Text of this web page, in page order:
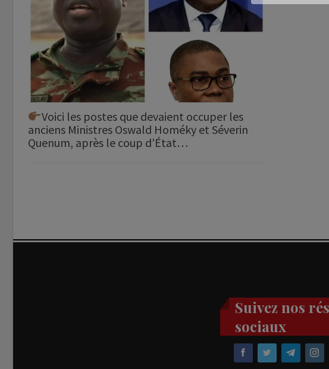
Voici les postes que devaient occuper les
anciens Ministres Oswald Homéky et Séverin
Quenum, après le coup d'État…
Suivez nos
sociaux